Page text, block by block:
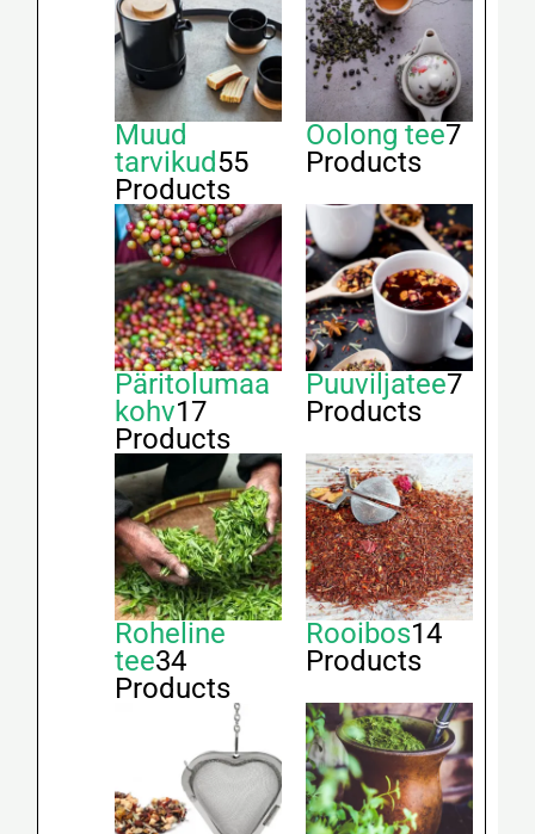
Muud
tarvikud55
Products
Oolong tee7
Products
Päritolumaa
kohv17
Products
Puuviljatee7
Products
Roheline
tee34
Products
Rooibos14
Products